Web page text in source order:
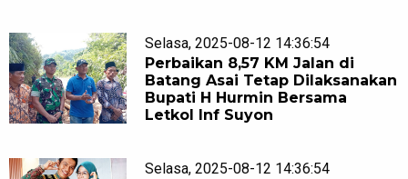
Selasa, 2025-08-12 14:36:54
Perbaikan 8,57 KM Jalan di
Batang Asai Tetap Dilaksanakan
Bupati H Hurmin Bersama
Letkol Inf Suyon
Selasa, 2025-08-12 14:36:54